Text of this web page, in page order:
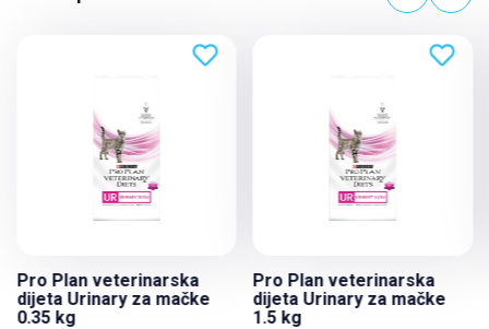
Pro Plan veterinarska
dijeta Urinary za mačke
0.35 kg
Pro Plan veterinarska
dijeta Urinary za mačke
1.5 kg